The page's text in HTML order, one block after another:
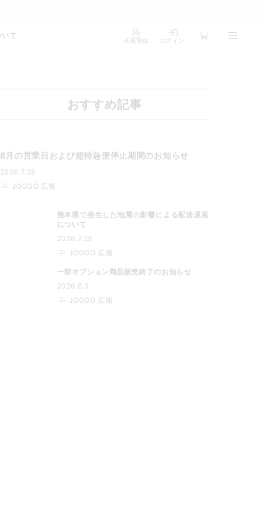
て
会員登録 ログイン
おすすめ記事
8月の営業日および超特急便停止期間のお知らせ
2026.7.29
JOGGO 広報
熊本県で発生した地震の影響による配送遅延
について
2026.7.29
JOGGO 広報
一部オプション商品販売終了のお知らせ
2026.6.5
JOGGO 広報